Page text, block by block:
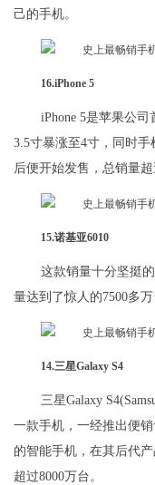
己的手机。
16.iPhone 5
iPhone 5是苹果公
3.5寸暴涨至4寸，同时
后便开始发售，总销量超
15.诺基亚6010
这款销量十分坚挺
量达到了惊人的7500多万
14.三星Galaxy S4
三星Galaxy
一款手机，一经推出便
的智能手机，在其后代
超过8000万台。